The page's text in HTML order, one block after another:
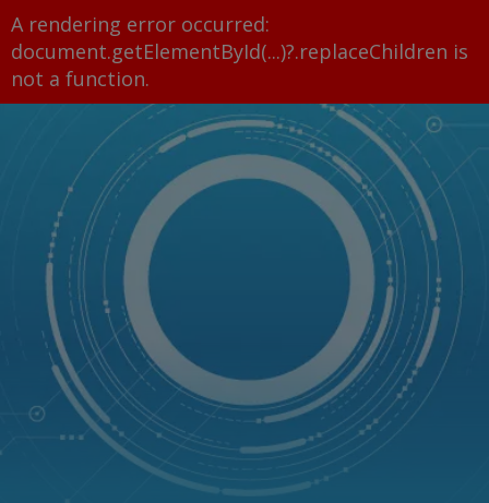
A rendering error occurred:
document.getElementById(...)?.replaceChildren is
not a function.